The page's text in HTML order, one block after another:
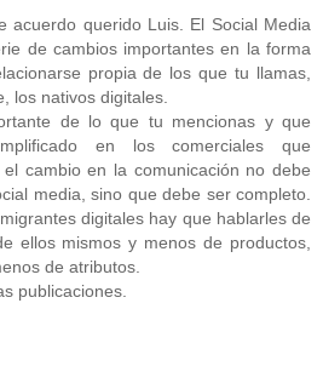
acuerdo querido Luis. El Social Media
de cambios importantes en la forma
propia de los que tu llamas,
los nativos digitales.
de lo que tu mencionas y que
en los comerciales que
cambio en la comunicación no debe
media, sino que debe ser completo.
digitales hay que hablarles de
ellos mismos y menos de productos,
de atributos.
publicaciones.